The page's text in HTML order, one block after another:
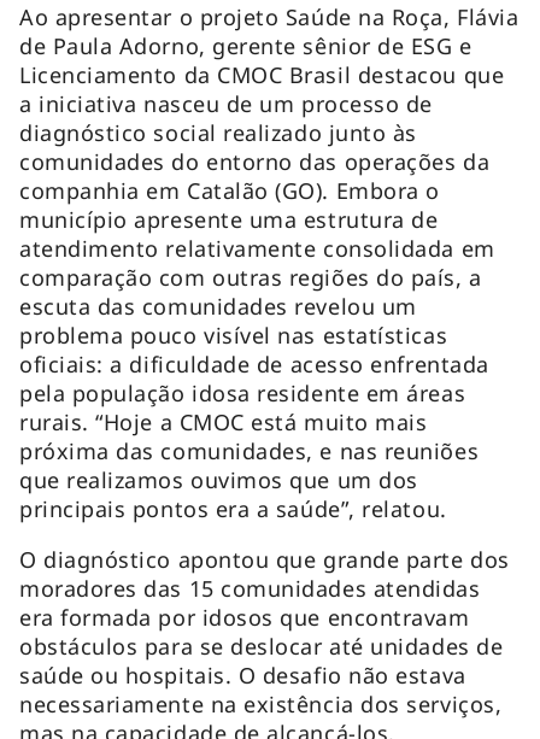
Ao apresentar o projeto Saúde na Roça, Flávia
de Paula Adorno, gerente sênior de ESG e
Licenciamento da CMOC Brasil destacou que
a iniciativa nasceu de um processo de
diagnóstico social realizado junto às
comunidades do entorno das operações da
companhia em Catalão (GO). Embora o
município apresente uma estrutura de
atendimento relativamente consolidada em
comparação com outras regiões do país, a
escuta das comunidades revelou um
problema pouco visível nas estatísticas
oficiais: a dificuldade de acesso enfrentada
pela população idosa residente em áreas
rurais. “Hoje a CMOC está muito mais
próxima das comunidades, e nas reuniões
que realizamos ouvimos que um dos
principais pontos era a saúde”, relatou.
O diagnóstico apontou que grande parte dos
moradores das 15 comunidades atendidas
era formada por idosos que encontravam
obstáculos para se deslocar até unidades de
saúde ou hospitais. O desafio não estava
necessariamente na existência dos serviços,
mas na capacidade de alcançá-los.